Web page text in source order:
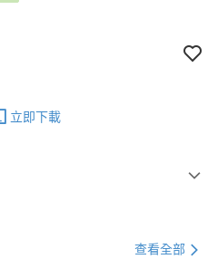
立即下載
查看全部